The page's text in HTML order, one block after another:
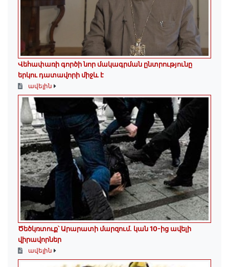
Վեհափառի գործի նոր մակագրման ընտրությունը
երկու դատավորի միջև է
ավելին
Ծեծկռտուք՝ Արարատի մարզում. կան 10-ից ավելի
վիրավորներ
ավելին